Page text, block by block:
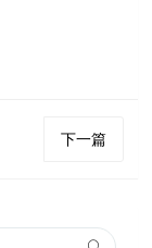
下一篇